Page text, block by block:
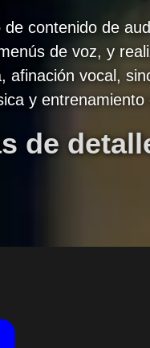
contenido de
de voz, y
afinación vocal,
y
de